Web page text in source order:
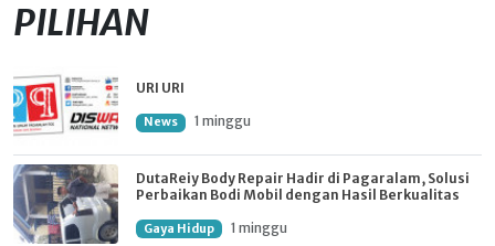
PILIHAN
URI URI
News 1 minggu
DutaReiy Body Repair Hadir di Pagaralam, Solusi
Perbaikan Bodi Mobil dengan Hasil Berkualitas
Gaya Hidup 1 minggu